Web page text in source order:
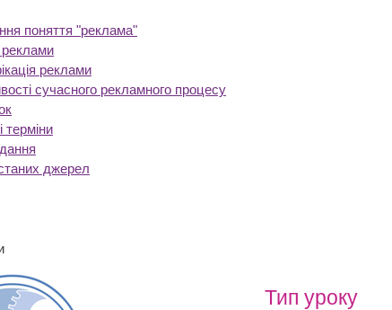
поняття "реклама"
реклами
реклами
сучасного рекламного процесу
терміни
джерел
Тип уроку